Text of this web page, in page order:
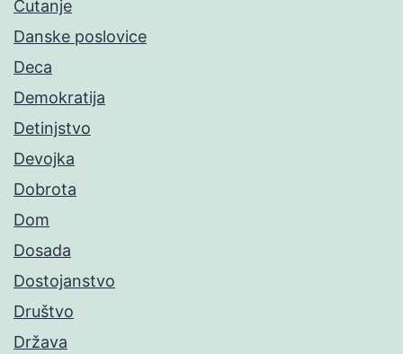
Ćutanje
Danske poslovice
Deca
Demokratija
Detinjstvo
Devojka
Dobrota
Dom
Dosada
Dostojanstvo
Društvo
Država